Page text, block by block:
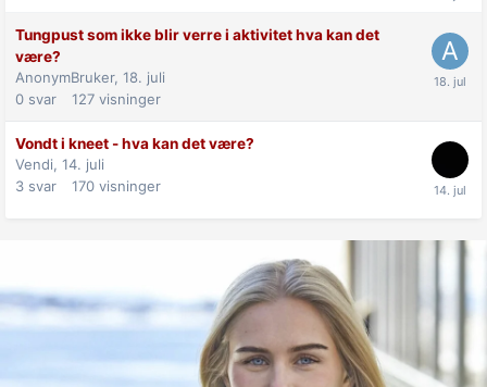
Tungpust som ikke blir verre i aktivitet hva kan det
være?
AnonymBruker, 18. juli
0 svar 127 visninger
Vondt i kneet - hva kan det være?
Vendi, 14. juli
3 svar 170 visninger